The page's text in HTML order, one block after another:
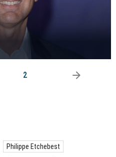
2 arrow_right
Philippe Etchebest